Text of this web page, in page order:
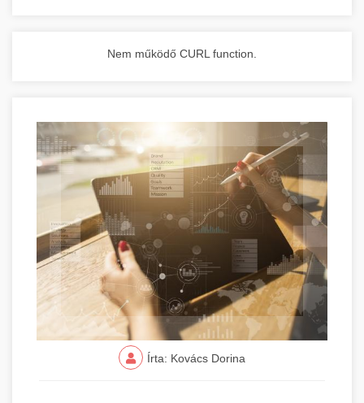
Nem működő CURL function.
Írta: Kovács Dorina